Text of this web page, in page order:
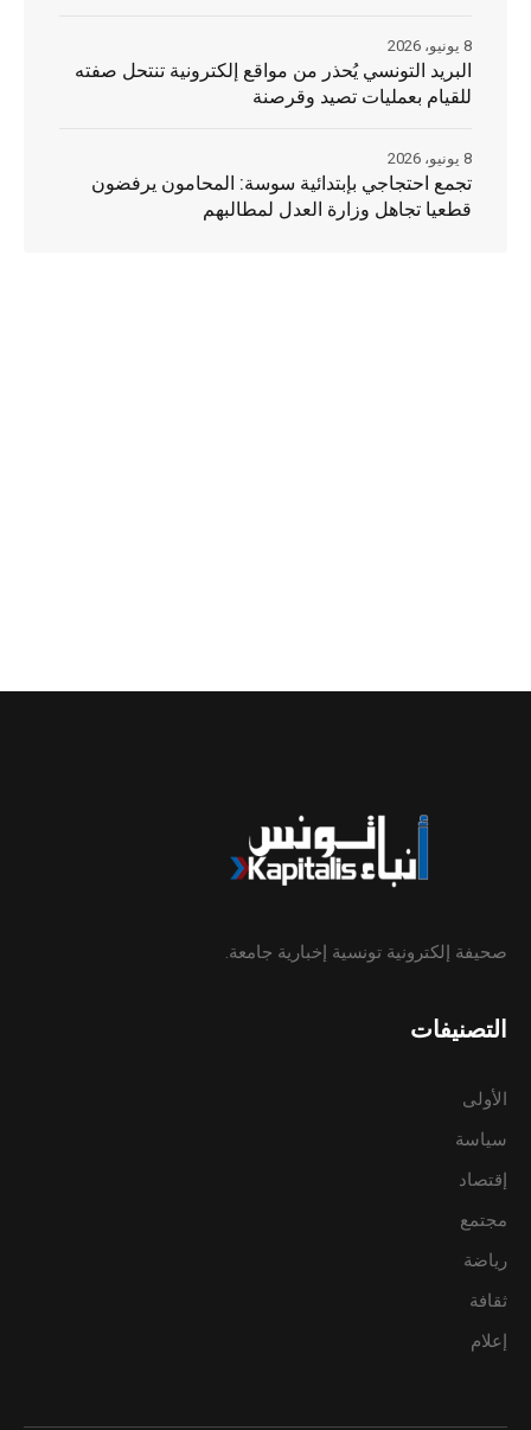
البريد التونسي يُحذر من مواقع إلكترونية تنتحل صفته
للقيام بعمليات تصيد وقرصنة
8 يونيو، 2026
تجمع احتجاجي بإبتدائية سوسة: المحامون يرفضون
قطعيا تجاهل وزارة العدل لمطالبهم
8 يونيو، 2026
صحيفة إلكترونية تونسية إخبارية جامعة.
التصنيفات
الأولى
سياسة
إقتصاد
مجتمع
رياضة
ثقافة
إعلام